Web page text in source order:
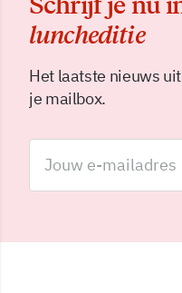
luncheditie
Het laatste nieuws
je mailbox.